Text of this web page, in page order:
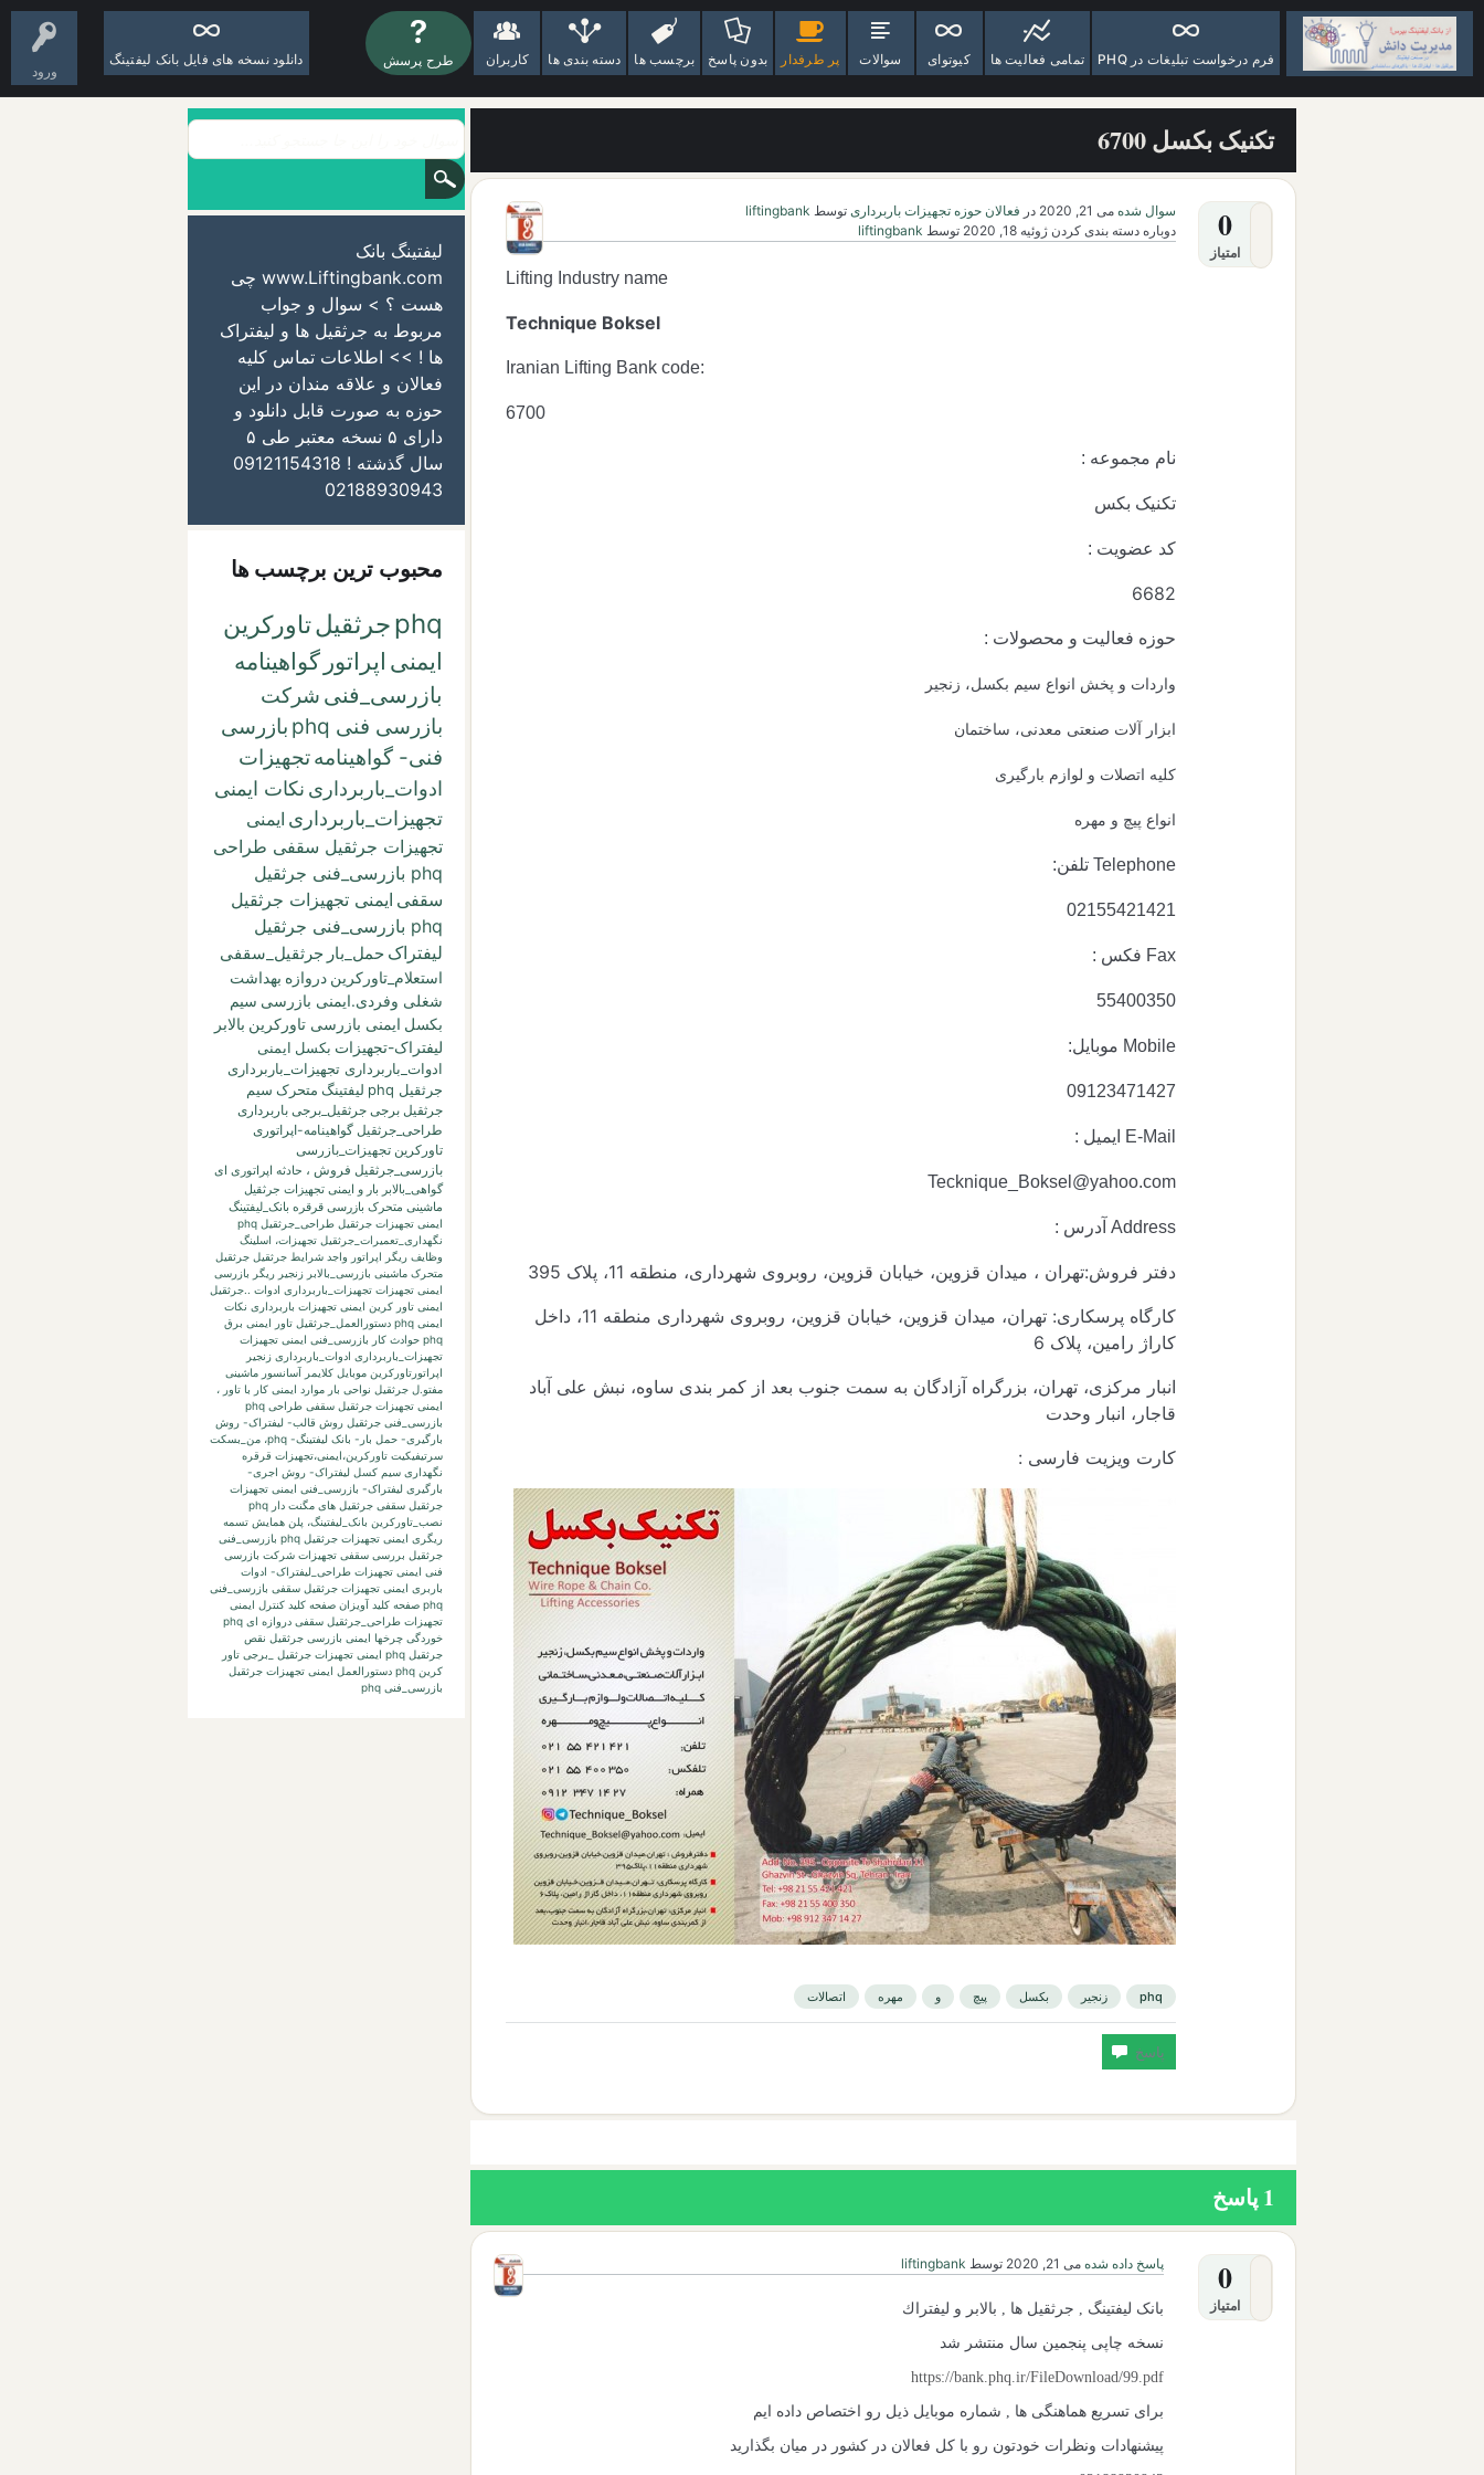
ورود
فرم درخواست تبلیغات در PHQ تمامی فعالیت ها کیوتوای سوالات پر طرفدار بدون پاسخ برچسب ها دسته بندی ها کاربران طرح پرسش دانلود نسخه های فایل بانک لیفتینگ
تکنیک بکسل 6700
0
امتیاز
سوال شده می 21, 2020 در فعالان حوزه تجهیزات باربرداری توسط liftingbank
دوباره دسته بندی کردن ژوئیه 18, 2020 توسط liftingbank
Lifting Industry name
Technique Boksel
:‏Iranian Lifting Bank code
6700
نام مجموعه :
تکنیک بکس
کد عضویت :
6682
حوزه فعالیت و محصولات :
واردات و پخش انواع سیم بکسل، زنجیر
ابزار آلات صنعتی معدنی، ساختمان
کلیه اتصلات و لوازم بارگیری
انواع پیچ و مهره
02155421421
55400350
Mobile موبایل:
09123471427
Tecknique_Boksel@yahoo.com
دفتر فروش:تهران ، میدان قزوین، خیابان قزوین، روبروی شهرداری، منطقه 11، پلاک 395
کارگاه پرسکاری: تهران، میدان قزوین، خیابان قزوین، روبروی شهرداری منطقه 11، داخل
کاراژ رامین، پلاک 6
انبار مرکزی، تهران، بزرگراه آزادگان به سمت جنوب بعد از کمر بندی ساوه، نبش علی آباد
قاجار، انبار وحدت
کارت ویزیت فارسی :
phq زنجیر بکسل پیچ و مهره اتصالات
1پاسخ
0
امتیاز
پاسخ داده شده می 21, 2020 توسط liftingbank
بانک لیفتینگ , جرثقیل ها , بالابر و ليفتراك
نسخه چاپی پنجمین سال منتشر شد
https://bank.phq.ir/FileDownload/99.pdf
برای تسریع هماهنگی ها , شماره موبایل ذیل رو اختصاص داده ایم
پیشنهادات ونظرات خودتون رو با کل فعالان در کشور در میان بگذارید
لیفتینگ بانک
www.Liftingbank.com چی
هست ؟ > سوال و جواب
مربوط به جرثقیل ها و لیفتراک
ها ! >> اطلاعات تماس کلیه
فعالان و علاقه مندان در این
حوزه به صورت قابل دانلود و
دارای ۵ نسخه معتبر طی ۵
سال گذشته ! 09121154318
02188930943
محبوب ترین برچسب ها
phqجرثقیلتاورکرین
ایمنی اپراتور گواهینامه
بازرسی_فنی شرکت
بازرسی فنی phq
بازرسی
فنی- گواهینامهتجهیزات
ادوات_باربرداری نکات ایمنی
تجهیزات_باربرداری ایمنی
تجهیزات جرثقیل سقفی طراحی
phq بازرسی_فنی جرثقیل
سقفی ایمنی تجهیزات جرثقیل
phq بازرسی_فنی جرثقیل
لیفتراک حمل_بار جرثقیل_سقفی
استعلام_تاورکرین دروازه بهداشت
شغلی وفردی.ایمنی بازرسی سیم
بکسل ایمنی بازرسی تاورکرین بالابر
لیفتراک-تجهیزات بکسل ایمنی
ادوات_باربرداری تجهیزات_باربرداری
جرثقیل phq
لیفتینگ متحرک سیم
جرثقیل برجی جرثقیل_برجی باربرداری
طراحی_جرثقیل گواهینامه-اپراتوری
تاورکرین تجهیزات_بازرسی
بازرسی_جرثقیل فروش ، حادثه اپراتوری ای
گواهی_بالابر بار و ایمنی تجهیزات جرثقیل
ماشینی متحرک بازرسی قرقره بانک_لیفتینگ
ایمنی تجهیزات جرثقیل طراحی_جرثقیل phq
نگهداری_تعمیرات_جرثقیل تجهیزات، اسلینگ
وظایف ریگر اپراتور واجد شرایط جرثقیل جرثقیل
متحرک ماشینی بازرسی_بالابر زنجیر ریگر بازرسی
ایمنی تجهیزات تجهیزات_باربرداری ادوات ..جرثقیل
ایمنی تاور کرین ایمنی تجهیزات باربرداری نکات
ایمنی phq
دستورالعمل_جرثقیل تاور ایمنی برق
phq حوادث کار بازرسی_فنی
ایمنی تجهیزات
تجهیزات_باربرداری ادوات_باربرداری زنجیر
اپراتورتاورکرین موبایل کلایمر آسانسور ماشینی
مفتو.ل جرثقیل نواحی بار موارد ایمنی کار با تاور ،
ایمنی تجهیزات جرثقیل سقفی طراحی phq
بازرسی_فنی جرثقیل روش قالب- لیفتراک- روش
بارگیری- حمل بار- بانک لیفتینگ- phq، من_بسکت
سرتیفیکیت تاورکرین،ایمنی،تجهیزات قرقره
نگهداری سیم کسل لیفتراک- روش اجری-
بارگیری لیفتراک- بازرسی_فنی ایمنی تجهیزات
جرثقیل سقفی جرثقیل های مگنت دار phq
نصب_تاورکرین بانک_لیفتینگ، پلن همایش تسمه
ریگری
ایمنی تجهیزات جرثقیل phq بازرسی_فنی
جرثقیل بررسی سقفی تجهیزات شرکت بازرسی
فنی ایمنی تجهیزات طراحی_لیفتراک- ادوات
باربری ایمنی تجهیزات جرثقیل سقفی بازرسی_فنی
phq صفحه کلید آویزان صفحه کلید کنترل
ایمنی
تجهیزات طراحی_جرثقیل سقفی دروازه ای phq
خوردگی چرخها ایمنی بازرسی جرثقیل نقص
جرثقیل phq
ایمنی تجهیزات جرثقیل _برجی تاور
کرین phq دستورالعمل
ایمنی تجهیزات جرثقیل
بازرسی_فنی phq